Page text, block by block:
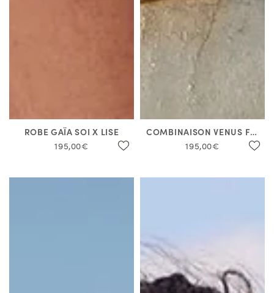
ROBE GAÏA SOI X LISE
195,00€
COMBINAISON VENUS FUSION BLEU
195,00€